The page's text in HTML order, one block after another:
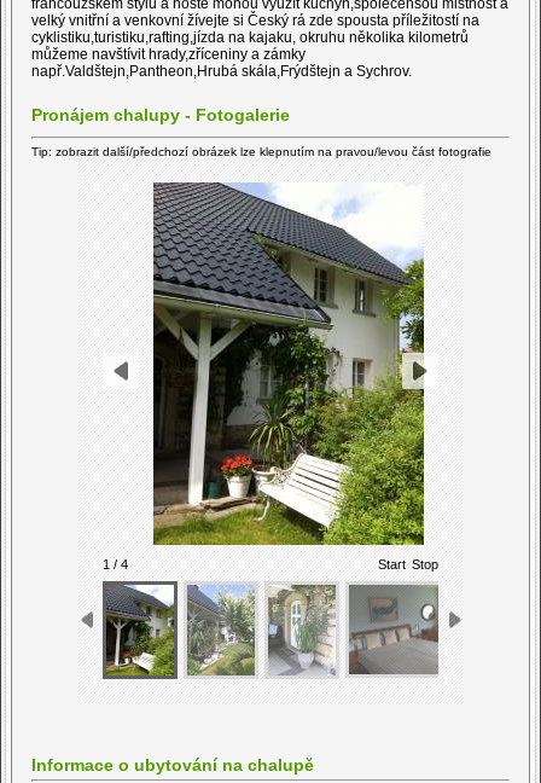
francouzském stylu a hosté mohou využít kuchyň,společensou mistnost a
velký vnitřní a venkovní žívejte si Český rá zde spousta příležitostí na
cyklistiku,turistiku,rafting,jízda na kajaku, okruhu několika kilometrů
můžeme navštívit hrady,zříceniny a zámky
např.Valdštejn,Pantheon,Hrubá skála,Frýdštejn a Sychrov.
Pronájem chalupy - Fotogalerie
Tip: zobrazit další/předchozí obrázek lze klepnutím na pravou/levou část fotografie
1 / 4 Start Stop
Informace o ubytování na chalupě